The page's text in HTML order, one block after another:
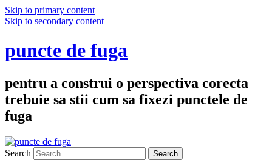
Skip to primary content
Skip to secondary content
puncte de fuga
pentru a construi o perspectiva corecta
trebuie sa stii cum sa fixezi punctele de
fuga
Search